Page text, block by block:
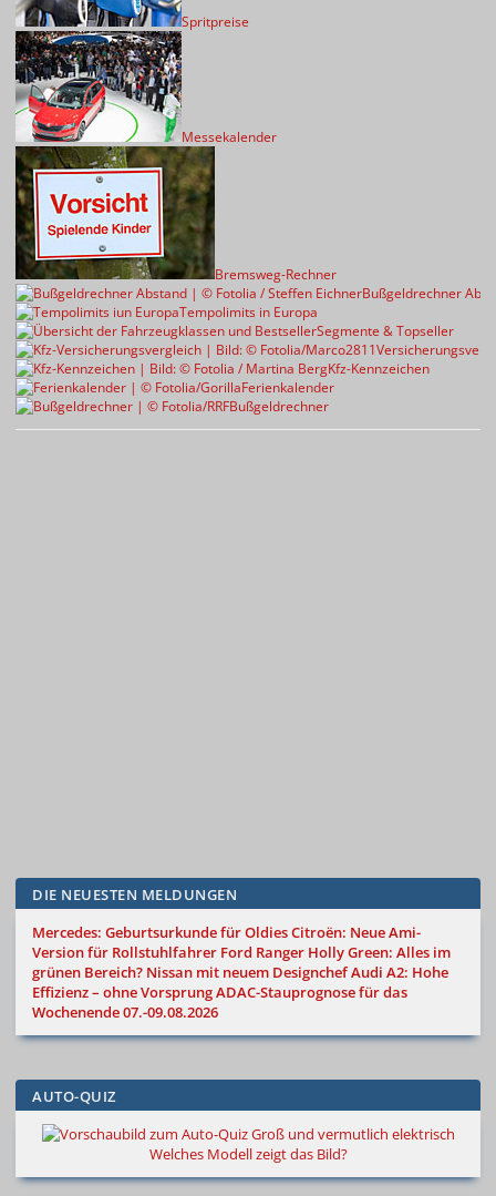
Spritpreise
Messekalender
Bremsweg-Rechner
Bußgeldrechner
Tempolimits in Europa
Segmente & Topseller
Kfz-Kennzeichen
Ferienkalender
Bußgeldrechner
DIE NEUESTEN MELDUNGEN
Mercedes: Geburtsurkunde für OldiesCitroën: Neue Ami-
Version für Rollstuhlfahrer Ford Ranger Holly Green: Alles im
grünen Bereich? Nissan mit neuem DesignchefAudi A2: Hohe
Effizienz – ohne VorsprungADAC-Stauprognose für das
Wochenende 07.-09.08.2026
AUTO-QUIZ
Groß und vermutlich elektrisch
Welches Modell zeigt das Bild?